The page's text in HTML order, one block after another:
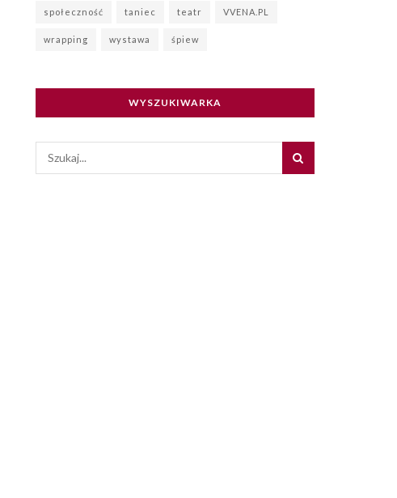
społeczność taniec teatr VVENA.PL
wrapping wystawa śpiew
WYSZUKIWARKA